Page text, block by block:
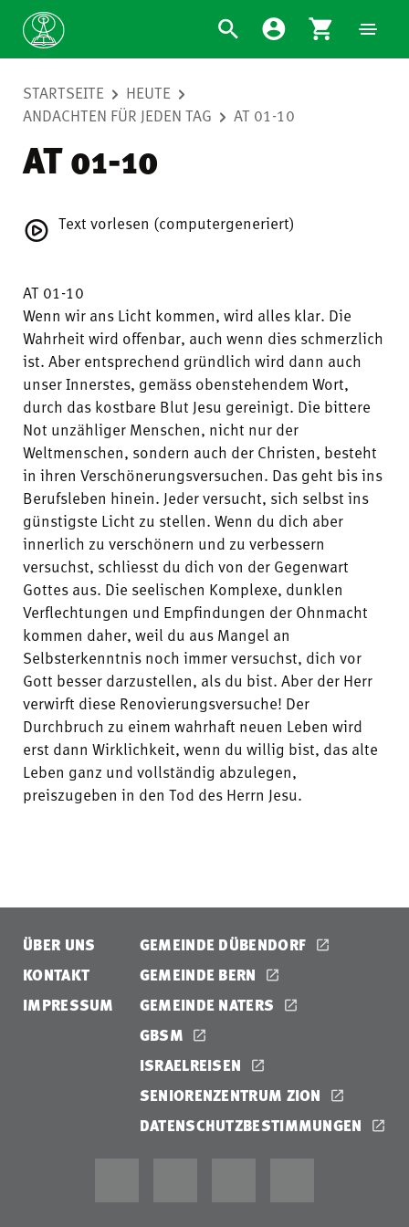
STARTSEITE
HEUTE
ANDACHTEN FÜR JEDEN TAG
AT 01-10
AT 01-10
Text vorlesen (computergeneriert)
AT 01-10
Wenn wir ans Licht kommen, wird alles klar. Die
Wahrheit wird offenbar, auch wenn dies schmerzlich
ist. Aber entsprechend gründlich wird dann auch
unser Innerstes, gemäss obenstehendem Wort,
durch das kostbare Blut Jesu gereinigt. Die bittere
Not unzähliger Menschen, nicht nur der
Weltmenschen, sondern auch der Christen, besteht
in ihren Verschönerungsversuchen. Das geht bis ins
Berufsleben hinein. Jeder versucht, sich selbst ins
günstigste Licht zu stellen. Wenn du dich aber
innerlich zu verschönern und zu verbessern
versuchst, schliesst du dich von der Gegenwart
Gottes aus. Die seelischen Komplexe, dunklen
Verflechtungen und Empfindungen der Ohnmacht
kommen daher, weil du aus Mangel an
Selbsterkenntnis noch immer versuchst, dich vor
Gott besser darzustellen, als du bist. Aber der Herr
verwirft diese Renovierungsversuche! Der
Durchbruch zu einem wahrhaft neuen Leben wird
erst dann Wirklichkeit, wenn du willig bist, das alte
Leben ganz und vollständig abzulegen,
preiszugeben in den Tod des Herrn Jesu.
ÜBER UNS
KONTAKT
IMPRESSUM
GEMEINDE DÜBENDORF
GEMEINDE BERN
GEMEINDE NATERS
GBSM
ISRAELREISEN
SENIORENZENTRUM ZION
DATENSCHUTZBESTIMMUNGEN